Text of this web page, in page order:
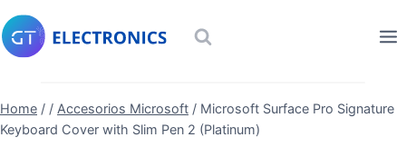
Skip
to
content
Home / / Accesorios Microsoft / Microsoft Surface Pro Signature
Keyboard Cover with Slim Pen 2 (Platinum)